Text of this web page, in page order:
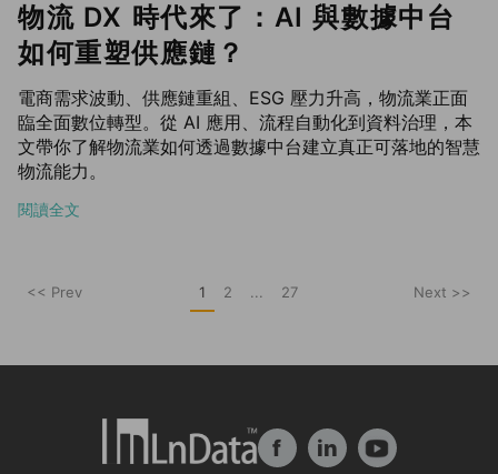
物流 DX 時代來了：AI 與數據中台
如何重塑供應鏈？
電商需求波動、供應鏈重組、ESG 壓力升高，物流業正面
臨全面數位轉型。從 AI 應用、流程自動化到資料治理，本
文帶你了解物流業如何透過數據中台建立真正可落地的智慧
物流能力。
閱讀全文
<< Prev 1 2 ... 27 Next >>
f in